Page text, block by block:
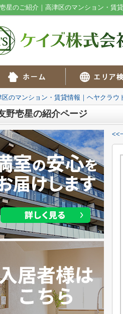
星のご紹介｜高津区のマンション・賃
区のマンション・賃貸情報｜ヘヤクラウ
野壱星の紹介ページ
<<